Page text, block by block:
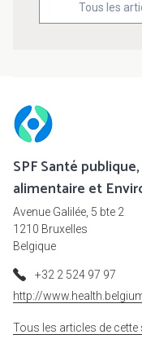
Tous les
SPF Santé
alimentaire et
Avenue Galilée, 5 bte 2
1210 Bruxelles
Belgique
+32 2 524 97 97
http://
Tous les articles de